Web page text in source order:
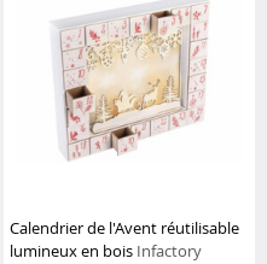
Calendrier de l'Avent réutilisable
lumineux en bois Infactory